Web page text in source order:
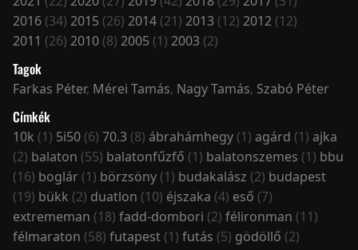
2016 (34) 2015 (26) 2014 (21) 2013 (12) 2012 (12)
2011 (26) 2010 (8) 2005 (1) 2003 (2)
Tagok
Farkas Péter, Mérei Tamás, Nagy Tamás, Szabó Péter
Címkék
10k (1) 5i50 (6) 70.3 (8) ábrahámhegy (1) agárd (1) ajka
(2) balaton (55) balatonfűzfő (1) balatonszemes (1) bbu
(16) boglár (1) börzsöny (1) budakalász (2) budapest
(19) bükk (2) duatlon (10) éjszaka (4) eső (7)
extrememan (18) fadd-dombori (2) félironman (11)
félmaraton (58) futapest (1) futás (5) gödöllő (2)